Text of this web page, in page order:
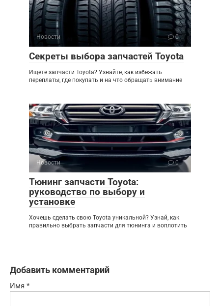
Новости 0
Секреты выбора запчастей Toyota
Ищете запчасти Toyota? Узнайте, как избежать
переплаты, где покупать и на что обращать внимание
Новости 0
Тюнинг запчасти Toyota:
руководство по выбору и
установке
Хочешь сделать свою Toyota уникальной? Узнай, как
правильно выбрать запчасти для тюнинга и воплотить
Добавить комментарий
Имя *